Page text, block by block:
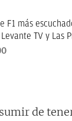
más
TV y Las
de